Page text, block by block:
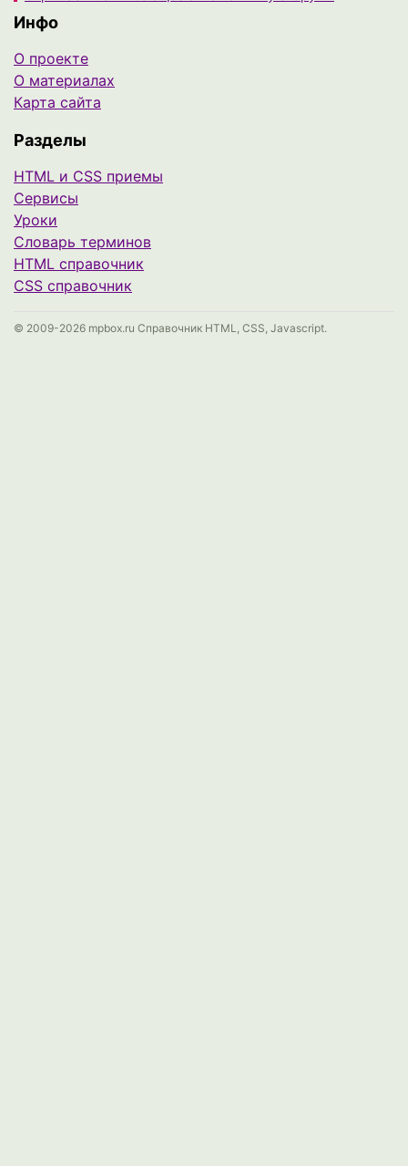
Инфо
О проекте
О материалах
Карта сайта
Разделы
HTML и CSS приемы
Сервисы
Уроки
Cловарь терминов
HTML справочник
CSS справочник
© 2009-2026 mpbox.ru Справочник HTML, CSS, Javascript.